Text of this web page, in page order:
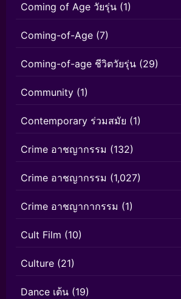
Coming of Age วัยรุ่น (1)
Coming-of-Age (7)
Coming-of-age ชีวิตวัยรุ่น (29)
Community (1)
Contemporary ร่วมสมัย (1)
Crime อาชญากรรม (132)
Crime อาชญากรรม (1,027)
Crime อาชญากากรรม (1)
Cult Film (10)
Culture (21)
Dance เต้น (19)